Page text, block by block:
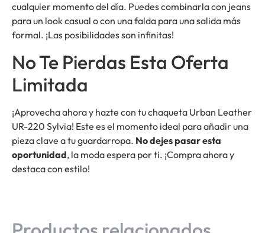
cualquier momento del día. Puedes combinarla con jeans
para un look casual o con una falda para una salida más
formal. ¡Las posibilidades son infinitas!
No Te Pierdas Esta Oferta
Limitada
¡Aprovecha ahora y hazte con tu chaqueta Urban Leather
UR-220 Sylvia! Este es el momento ideal para añadir una
pieza clave a tu guardarropa. No dejes pasar esta
oportunidad, la moda espera por ti. ¡Compra ahora y
destaca con estilo!